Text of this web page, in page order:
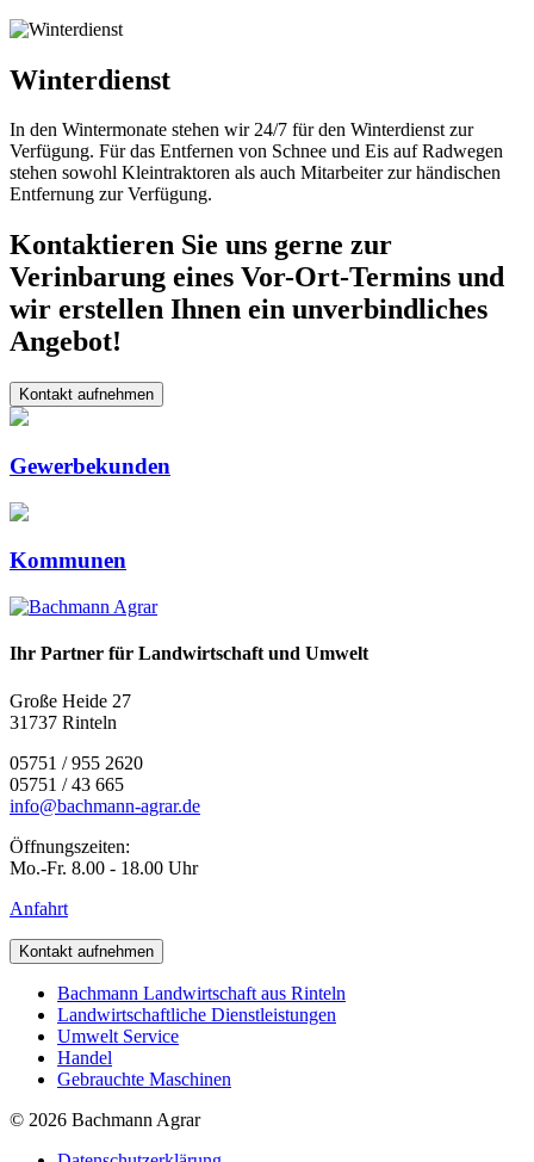
Winterdienst
In den Wintermonate stehen wir 24/7 für den Winterdienst zur
Verfügung. Für das Entfernen von Schnee und Eis auf Radwegen
stehen sowohl Kleintraktoren als auch Mitarbeiter zur händischen
Entfernung zur Verfügung.
Kontaktieren Sie uns gerne zur
Verinbarung eines Vor-Ort-Termins und
wir erstellen Ihnen ein unverbindliches
Angebot!
Kontakt aufnehmen
Gewerbekunden
Kommunen
Ihr Partner für Landwirtschaft und Umwelt
Große Heide 27
31737 Rinteln
05751 / 955 2620
05751 / 43 665
info@bachmann-agrar.de
Öffnungszeiten:
Mo.-Fr. 8.00 - 18.00 Uhr
Anfahrt
Kontakt aufnehmen
Bachmann Landwirtschaft aus Rinteln
Landwirtschaftliche Dienstleistungen
Umwelt Service
Handel
Gebrauchte Maschinen
© 2026 Bachmann Agrar